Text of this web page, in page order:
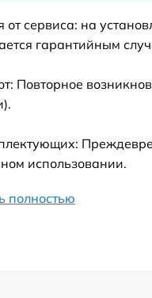
встроенного
устройств
микросхемы логики
от сервиса: на
гарантийным
Повторное
использовании.
полностью